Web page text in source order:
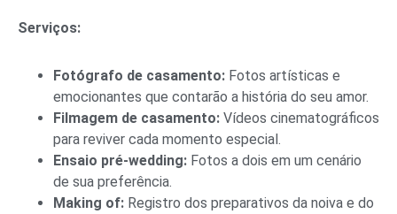
Serviços:
Fotógrafo de casamento: Fotos artísticas e
emocionantes que contarão a história do seu amor.
Filmagem de casamento: Vídeos cinematográficos
para reviver cada momento especial.
Ensaio pré-wedding: Fotos a dois em um cenário
de sua preferência.
Making of: Registro dos preparativos da noiva e do